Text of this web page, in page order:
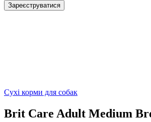
Зареєструватися
Сухі корми для собак
Brit Care Adult Medium